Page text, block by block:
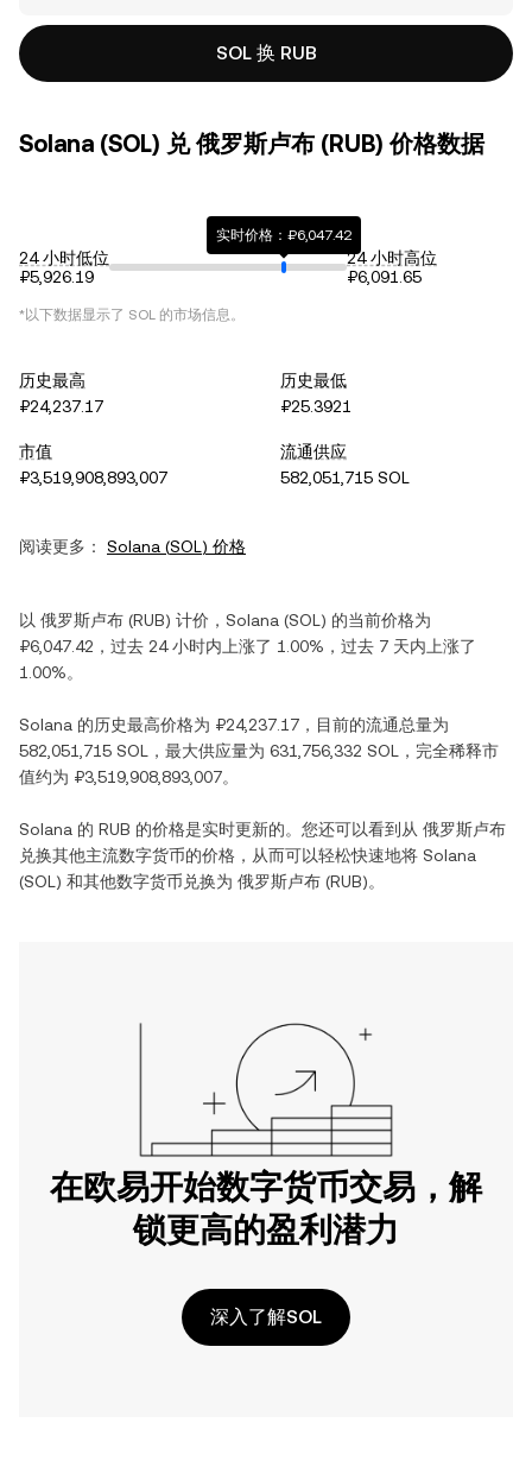
SOL 换 RUB
Solana (SOL) 兑 俄罗斯卢布 (RUB) 价格数据
24 小时低位
₽5,926.19
实时价格：₽6,047.42
24 小时高位
₽6,091.65
*以下数据显示了 SOL 的市场信息。
历史最高
₽24,237.17
历史最低
₽25.3921
市值
₽3,519,908,893,007
流通供应
582,051,715 SOL
阅读更多： Solana (SOL) 价格
以 俄罗斯卢布 (RUB) 计价， Solana (SOL ) 的当前价格为
₽6,047.42 ，过去 24 小时内 上涨了 1.00% ，过去 7 天内 上涨了
1.00%。
Solana 的历史最高价格为 ₽24,237.17 ，目前的流通总量为
582,051,715 SOL
，最大供应量为 631,756,332 SOL
，完全稀释市
值约为 ₽3,519,908,893,007。
Solana 的 RUB 的价格是实时更新的。您还可以看到从 俄罗斯卢布
兑换其他主流数字货币的价格，从而可以轻松快速地将 Solana
(SOL ) 和其他数字货币兑换为 俄罗斯卢布 (RUB)。
在欧易开始数字货币交易，解
锁更高的盈利潜力
深入了解SOL